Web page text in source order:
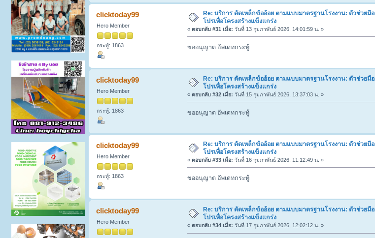
clicktoday99
Hero Member
กระทู้: 1863
Re: บริการ ดัดเหล็กข้ออ้อย ตามแบบมาตรฐานโรงงาน: ตัวช่วยมือ
โปรเพื่อโครงสร้างแข็งแกร่ง
« ตอบกลับ #31 เมื่อ: วันที่ 13 กุมภาพันธ์ 2026, 14:01:59 น. »
ขออนุญาต อัพเดทกระทู้
clicktoday99
Hero Member
กระทู้: 1863
Re: บริการ ดัดเหล็กข้ออ้อย ตามแบบมาตรฐานโรงงาน: ตัวช่วยมือ
โปรเพื่อโครงสร้างแข็งแกร่ง
« ตอบกลับ #32 เมื่อ: วันที่ 15 กุมภาพันธ์ 2026, 13:37:03 น. »
ขออนุญาต อัพเดทกระทู้
clicktoday99
Hero Member
กระทู้: 1863
Re: บริการ ดัดเหล็กข้ออ้อย ตามแบบมาตรฐานโรงงาน: ตัวช่วยมือ
โปรเพื่อโครงสร้างแข็งแกร่ง
« ตอบกลับ #33 เมื่อ: วันที่ 16 กุมภาพันธ์ 2026, 11:12:49 น. »
ขออนุญาต อัพเดทกระทู้
clicktoday99
Hero Member
Re: บริการ ดัดเหล็กข้ออ้อย ตามแบบมาตรฐานโรงงาน: ตัวช่วยมือ
โปรเพื่อโครงสร้างแข็งแกร่ง
« ตอบกลับ #34 เมื่อ: วันที่ 17 กุมภาพันธ์ 2026, 12:02:12 น. »